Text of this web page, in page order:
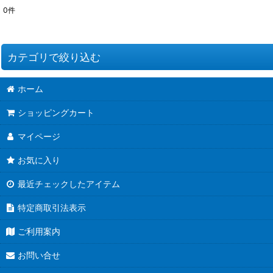
並び順
0件
カテゴリで絞り込む
コラボ企画 (全商品)
講師キット
コラボキット
完成品
ホーム
ショッピングカート
マイページ
お気に入り
最近チェックしたアイテム
特定商取引法表示
ご利用案内
お問い合せ